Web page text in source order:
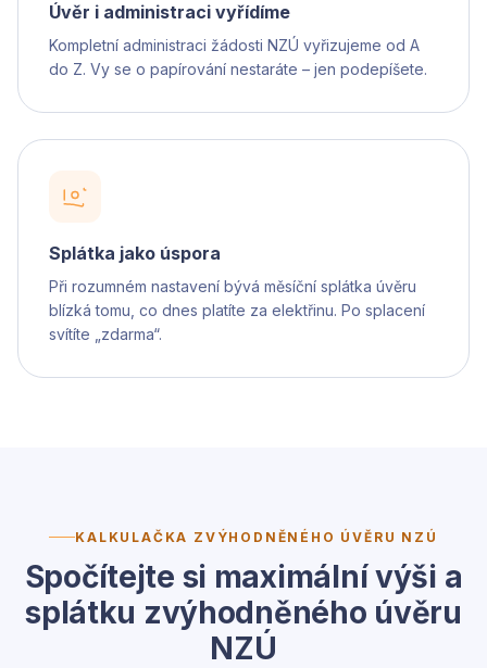
Úvěr i administraci vyřídíme
Kompletní administraci žádosti NZÚ vyřizujeme od A
do Z. Vy se o papírování nestaráte – jen podepíšete.
Splátka jako úspora
Při rozumném nastavení bývá měsíční splátka úvěru
blízká tomu, co dnes platíte za elektřinu. Po splacení
svítíte „zdarma“.
KALKULAČKA ZVÝHODNĚNÉHO ÚVĚRU NZÚ
Spočítejte si maximální výši a
splátku zvýhodněného úvěru
NZÚ